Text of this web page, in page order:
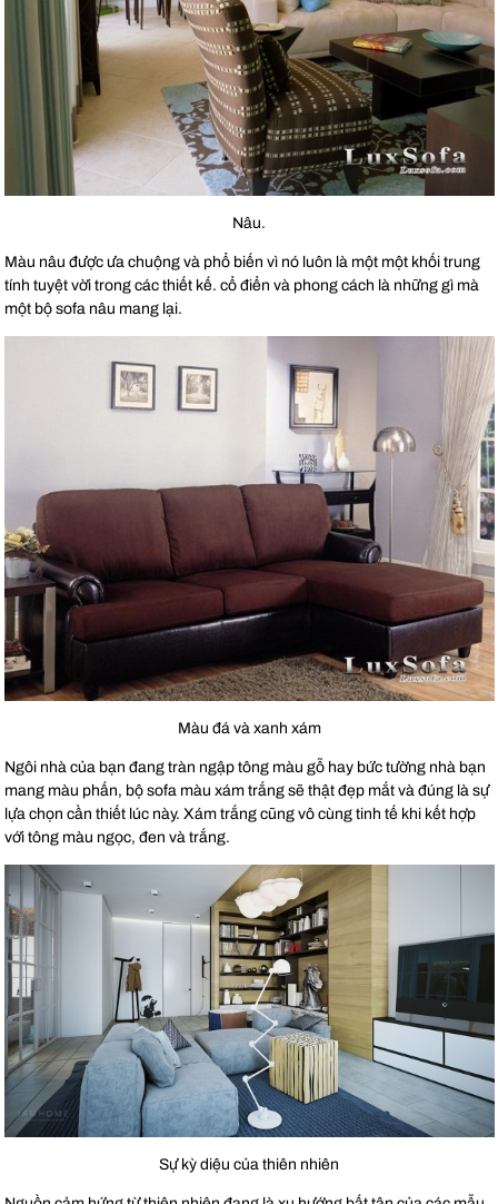
Nâu.
Màu nâu được ưa chuộng và phổ biến vì nó luôn là một một khối trung
tính tuyệt vời trong các thiết kế. cổ điển và phong cách là những gì mà
một bộ sofa nâu mang lại.
Màu đá và xanh xám
Ngôi nhà của bạn đang tràn ngập tông màu gỗ hay bức tường nhà bạn
mang màu phấn, bộ sofa màu xám trắng sẽ thật đẹp mắt và đúng là sự
lựa chọn cần thiết lúc này. Xám trắng cũng vô cùng tinh tế khi kết hợp
với tông màu ngọc, đen và trắng.
Sự kỳ diệu của thiên nhiên